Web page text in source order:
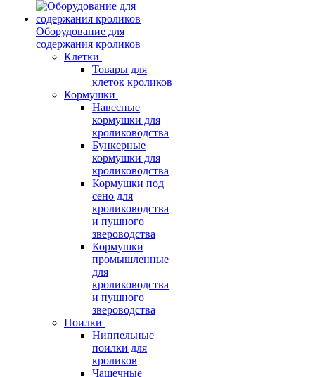
Оборудование для
содержания кроликов
Клетки
Товары для
клеток кроликов
Кормушки
Навесные
кормушки для
кролиководства
Бункерные
кормушки для
кролиководства
Кормушки под
сено для
кролиководства
и пушного
звероводства
Кормушки
промышленные
для
кролиководства
и пушного
звероводства
Поилки
Ниппельные
поилки для
кроликов
Чашечные